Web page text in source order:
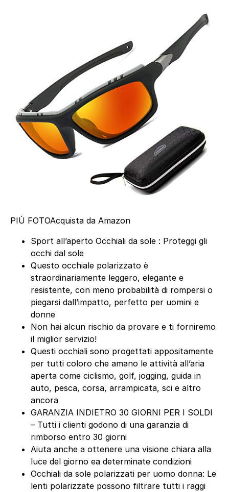
PIÙ FOTOAcquista da Amazon
Sport all’aperto Occhiali da sole : Proteggi gli
occhi dal sole
Questo occhiale polarizzato è
straordinariamente leggero, elegante e
resistente, con meno probabilità di rompersi o
piegarsi dall’impatto, perfetto per uomini e
donne
Non hai alcun rischio da provare e ti forniremo
il miglior servizio!
Questi occhiali sono progettati appositamente
per tutti coloro che amano le attività all’aria
aperta come ciclismo, golf, jogging, guida in
auto, pesca, corsa, arrampicata, sci e altro
ancora
GARANZIA INDIETRO 30 GIORNI PER I SOLDI
– Tutti i clienti godono di una garanzia di
rimborso entro 30 giorni
Aiuta anche a ottenere una visione chiara alla
luce del giorno ea determinate condizioni
Occhiali da sole polarizzati per uomo donna: Le
lenti polarizzate possono filtrare tutti i raggi